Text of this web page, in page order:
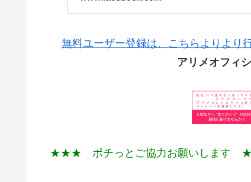
無料ユーザー登録は、こちらよりより
アリメオフィ
★★★ ポチっとご協力お願いします